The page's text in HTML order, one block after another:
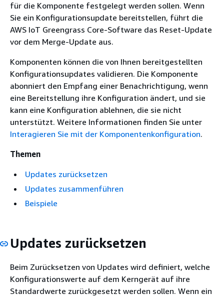
für die Komponente festgelegt werden sollen. Wenn
Sie ein Konfigurationsupdate bereitstellen, führt die
AWS IoT Greengrass Core-Software das Reset-Update
vor dem Merge-Update aus.
Komponenten können die von Ihnen bereitgestellten
Konfigurationsupdates validieren. Die Komponente
abonniert den Empfang einer Benachrichtigung, wenn
eine Bereitstellung ihre Konfiguration ändert, und sie
kann eine Konfiguration ablehnen, die sie nicht
unterstützt. Weitere Informationen finden Sie unter
Interagieren Sie mit der Komponentenkonfiguration.
Themen
Updates zurücksetzen
Updates zusammenführen
Beispiele
Updates zurücksetzen
Beim Zurücksetzen von Updates wird definiert, welche
Konfigurationswerte auf dem Kerngerät auf ihre
Standardwerte zurückgesetzt werden sollen. Wenn ein